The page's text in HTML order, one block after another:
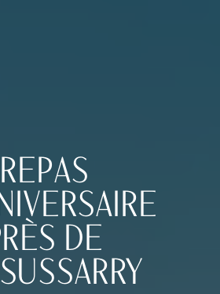
REPAS
DE